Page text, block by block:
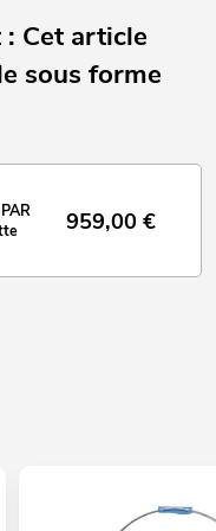
Cet article
sous forme
959,00 €